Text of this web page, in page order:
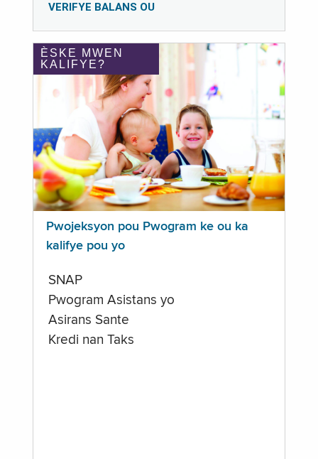
VERIFYE BALANS OU
ÈSKE MWEN
KALIFYE?
Pwojeksyon pou Pwogram ke ou ka
kalifye pou yo
SNAP
Pwogram Asistans yo
Asirans Sante
Kredi nan Taks